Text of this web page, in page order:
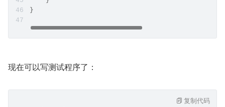
}
现在可以写测试程序了：
复制代码